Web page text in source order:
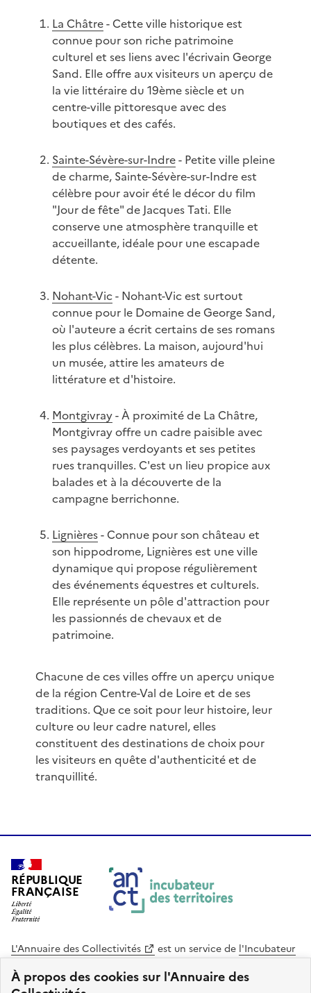
À propos des cookies sur l'Annuaire des
La Châtre- Cette ville historique est
connue pour son riche patrimoine
culturel et ses liens avec l'écrivain George
Sand. Elle offre aux visiteurs un aperçu de
la vie littéraire du 19ème siècle et un
centre-ville pittoresque avec des
boutiques et des cafés.
Sainte-Sévère-sur-Indre- Petite ville pleine
de charme, Sainte-Sévère-sur-Indre est
célèbre pour avoir été le décor du film
"Jour de fête" de Jacques Tati. Elle
conserve une atmosphère tranquille et
accueillante, idéale pour une escapade
détente.
Nohant-Vic- Nohant-Vic est surtout
connue pour le Domaine de George Sand,
où l'auteure a écrit certains de ses romans
les plus célèbres. La maison, aujourd'hui
un musée, attire les amateurs de
littérature et d'histoire.
Montgivray- À proximité de La Châtre,
Montgivray offre un cadre paisible avec
ses paysages verdoyants et ses petites
rues tranquilles. C'est un lieu propice aux
balades et à la découverte de la
campagne berrichonne.
Lignières- Connue pour son château et
son hippodrome, Lignières est une ville
dynamique qui propose régulièrement
des événements équestres et culturels.
Elle représente un pôle d'attraction pour
les passionnés de chevaux et de
patrimoine.
Chacune de ces villes offre un aperçu unique
de la région Centre-Val de Loire et de ses
traditions. Que ce soit pour leur histoire, leur
culture ou leur cadre naturel, elles
constituent des destinations de choix pour
les visiteurs en quête d'authenticité et de
tranquillité.
RÉPUBLIQUE
FRANÇAISE
L'Annuaire des Collectivités est un service de l'Incubateur
des Territoires
Cohésion des Territoires
. Le code source de ce site web